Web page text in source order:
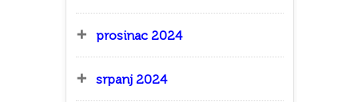
prosinac 2024
srpanj 2024